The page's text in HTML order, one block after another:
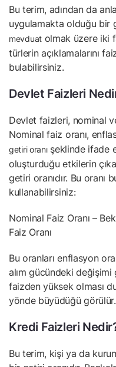
Bu terim, adından da
uygulamakta olduğu bir
mevduat olmak üzere iki
türlerin açıklamalarını
bulabilirsiniz.
Devlet Faizleri
Devlet faizleri, nominal
Nominal faiz oranı,
getiri oranışeklinde ifade
oluşturduğu etkilerin
getiri oranıdır. Bu oranı
kullanabilirsiniz:
Nominal Faiz Oranı –
Faiz Oranı
Bu oranları enflasyon
alım gücündeki değişimi
faizden yüksek olması
yönde büyüdüğü görülür.
Kredi Faizleri
Bu terim, kişi ya da